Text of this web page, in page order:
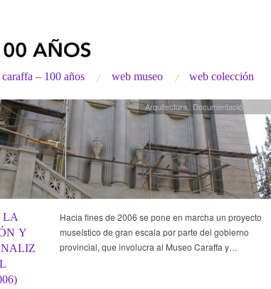
caraffa – 100 años web museo web colección
LA
Y
Arquitectura, Documentación oficial
Hacia fines de 2006 se pone en marcha un proyecto
museístico de gran escala por parte del gobierno
provincial, que involucra al Museo Caraffa y…